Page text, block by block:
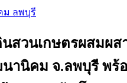
ลพบุรี
สวนเกษตรผสมผส
านิคม จ.ลพบุรี พร้